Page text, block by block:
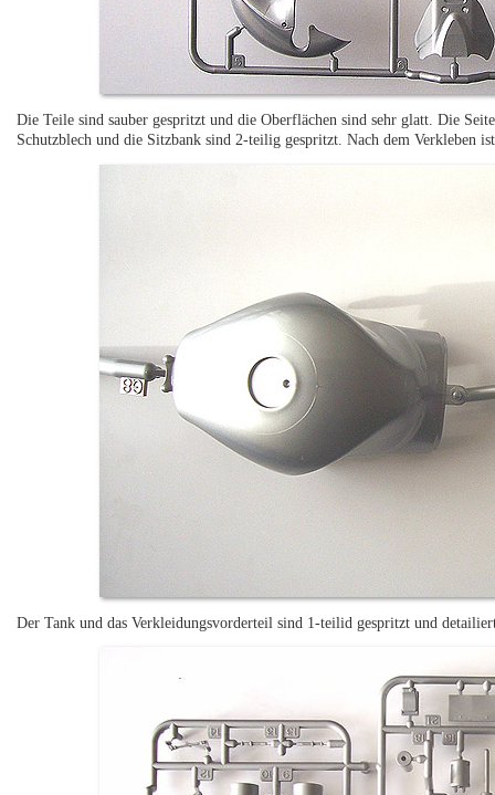
Die Teile sind sauber gespritzt und die Oberflächen sind sehr glatt. Die
Schutzblech und die Sitzbank sind 2-teilig gespritzt. Nach dem Verkleben
Der Tank und das Verkleidungsvorderteil sind 1-teilid gespritzt und